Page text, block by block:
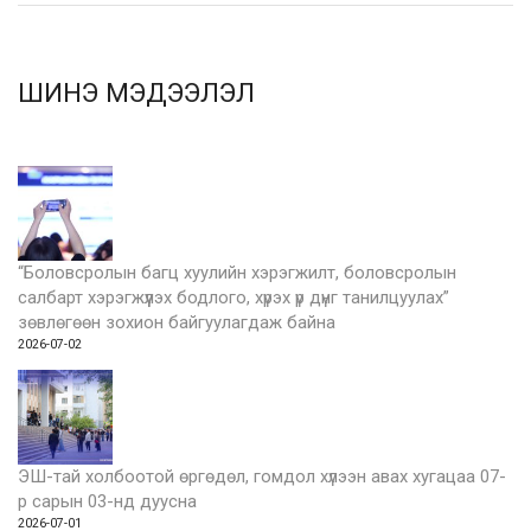
ШИНЭ МЭДЭЭЛЭЛ
“Боловсролын багц хуулийн хэрэгжилт, боловсролын
салбарт хэрэгжүүлэх бодлого, хүрэх үр дүнг танилцуулах”
зөвлөгөөн зохион байгуулагдаж байна
2026-07-02
ЭШ-тай холбоотой өргөдөл, гомдол хүлээн авах хугацаа 07-
р сарын 03-нд дуусна
2026-07-01